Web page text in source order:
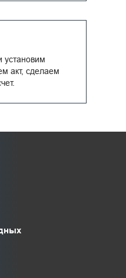
установим
акт, сделаем